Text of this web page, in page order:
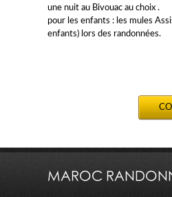
une nuit au Bivouac au choix .
pour les enfants : les mules
enfants) lors des randonnées.
MAROC